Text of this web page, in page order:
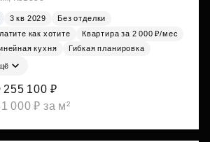
3 кв 2029
Без отделки
как хотите
Квартира за 2 000 ₽/мес
кухня
Гибкая планировка
255 100 ₽
000 ₽ за м²